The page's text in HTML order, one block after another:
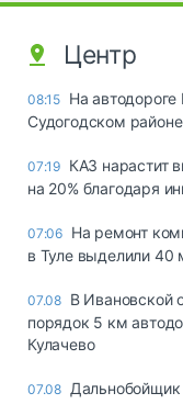
Центр
08:15 На
Судогодском
07:19 КАЗ нарастит
на 20% благодаря
07:06 На ремонт
в Туле выделили 40
07.08 В Ивановской
порядок 5 км
Кулачево
07.08